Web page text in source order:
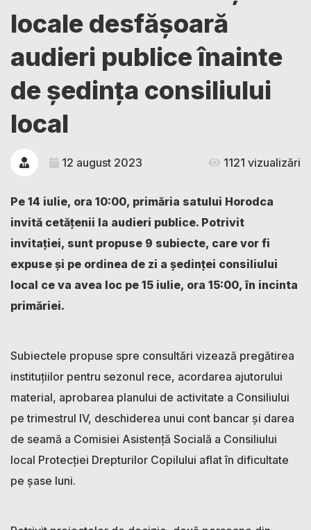
locale desfășoară
audieri publice înainte
de ședința consiliului
local
12 august 2023 1121 vizualizări
Pe 14 iulie, ora 10:00, primăria satului Horodca
invită cetățenii la audieri publice. Potrivit
invitației, sunt propuse 9 subiecte, care vor fi
expuse și pe ordinea de zi a ședinței consiliului
local ce va avea loc pe 15 iulie, ora 15:00, în incinta
primăriei.
Subiectele propuse spre consultări vizează pregătirea
instituțiilor pentru sezonul rece, acordarea ajutorului
material, aprobarea planului de activitate a Consiliului
pe trimestrul IV, deschiderea unui cont bancar și darea
de seamă a Comisiei Asistență Socială a Consiliului
local Protecției Drepturilor Copilului aflat în dificultate
pe șase luni.